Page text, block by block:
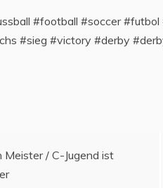
#football #soccer
#sieg #victory #derby
Meister / C-Jugend ist